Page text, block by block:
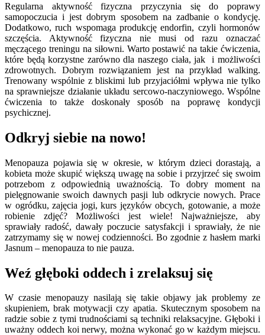
Regularna aktywność fizyczna przyczynia się do poprawy
samopoczucia i jest dobrym sposobem na zadbanie o kondycję.
Dodatkowo, ruch wspomaga produkcję endorfin, czyli hormonów
szczęścia. Aktywność fizyczna nie musi od razu oznaczać
męczącego treningu na siłowni. Warto postawić na takie ćwiczenia,
które będą korzystne zarówno dla naszego ciała, jak i możliwości
zdrowotnych. Dobrym rozwiązaniem jest na przykład walking.
Trenowany wspólnie z bliskimi lub przyjaciółmi wpływa nie tylko
na sprawniejsze działanie układu sercowo-naczyniowego. Wspólne
ćwiczenia to także doskonały sposób na poprawę kondycji
psychicznej.
Odkryj siebie na nowo!
Menopauza pojawia się w okresie, w którym dzieci dorastają, a
kobieta może skupić większą uwagę na sobie i przyjrzeć się swoim
potrzebom z odpowiednią uważnością. To dobry moment na
pielęgnowanie swoich dawnych pasji lub odkrycie nowych. Prace
w ogródku, zajęcia jogi, kurs języków obcych, gotowanie, a może
robienie zdjęć? Możliwości jest wiele! Najważniejsze, aby
sprawiały radość, dawały poczucie satysfakcji i sprawiały, że nie
zatrzymamy się w nowej codzienności. Bo zgodnie z hasłem marki
Jasnum – menopauza to nie pauza.
Weź głęboki oddech i zrelaksuj się
W czasie menopauzy nasilają się takie objawy jak problemy ze
skupieniem, brak motywacji czy apatia. Skutecznym sposobem na
radzie sobie z tymi trudnościami są techniki relaksacyjne. Głęboki i
uważny oddech koi nerwy, można wykonać go w każdym miejscu.